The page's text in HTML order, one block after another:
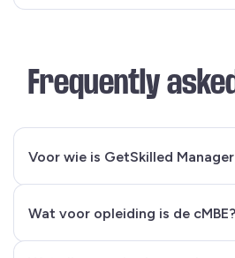
Frequently
Voor wie is GetSkilled
Wat voor opleiding is de cMBE?